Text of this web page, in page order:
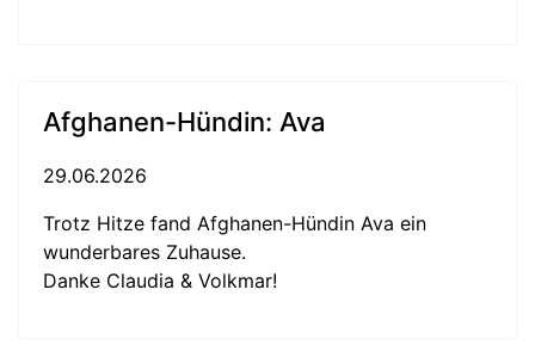
Afghanen-Hündin: Ava
29.06.2026
Trotz Hitze fand Afghanen-Hündin Ava ein
wunderbares Zuhause.
Danke Claudia & Volkmar!